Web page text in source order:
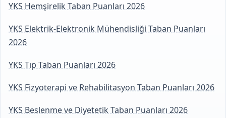
YKS Hemşirelik Taban Puanları 2026
YKS Elektrik-Elektronik Mühendisliği Taban Puanları
2026
YKS Tıp Taban Puanları 2026
YKS Fizyoterapi ve Rehabilitasyon Taban Puanları 2026
YKS Beslenme ve Diyetetik Taban Puanları 2026